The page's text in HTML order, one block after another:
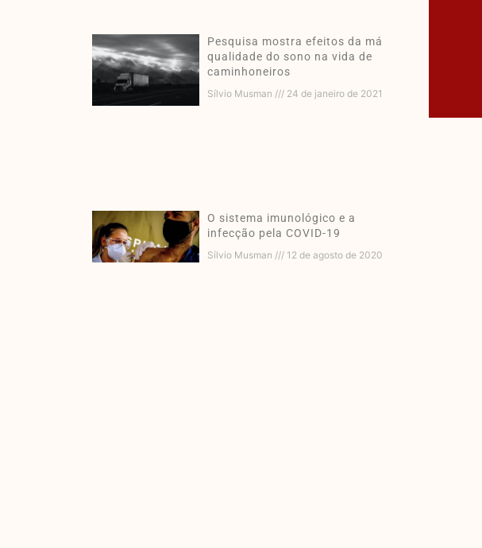
Pesquisa mostra efeitos da má
qualidade do sono na vida de
caminhoneiros
Sílvio Musman 24 de janeiro de 2021
O sistema imunológico e a
infecção pela COVID-19
Sílvio Musman 12 de agosto de 2020